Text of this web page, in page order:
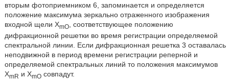
вторым фотоприемником 6, запоминается и определяется
положение максимума зеркально отраженного изображения
входной щели XmO, соответствующее положению
дифракционной решетки во время регистрации определяемой
спектральной линии. Если дифракционная решетка 3 оставалась
неподвижной в период времени регистрации реперной и
определяемой спектральных линий то положения максимумов
XmR и XmOсовпадут.